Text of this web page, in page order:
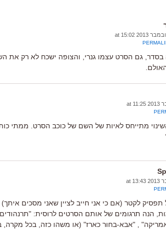
בסדר, גם הסרט עצמו גנרי, והצופה ישכח לא רק את
תפסיק לקטר (אם כי אני חייב לציין שאני מסכים